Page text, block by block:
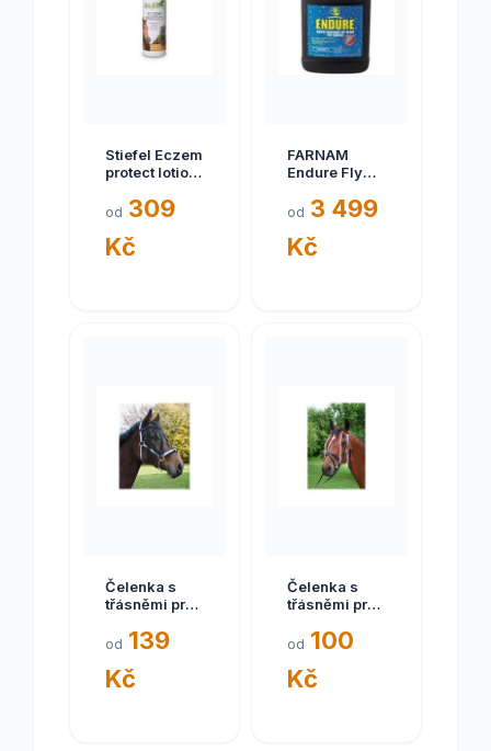
Stiefel Eczem
protect lotion,
od 309
Kč
FARNAM
Endure Fly
od 3 499
Kč
Čelenka s
třásněmi proti
nylonová
od 139
Kč
Čelenka s
třásněmi proti
plnokrevník
od 100
Kč